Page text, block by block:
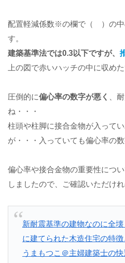
配置軽減係数※の欄で（ ）の中
す。
建築基準法では0.3以下ですが、
上の図で赤いハッチの中に収め
圧倒的に偏心率の数字が悪く
、
ね・・・
柱頭や柱脚に接合金物が入って
が・・・入っていても偏心率の数
偏心率や接合金物の重要性につ
しましたので、ご確認いただけれ
新耐震基準の建物なのに全
に建てられた木造住宅の特徴
うまもつこ＠主婦建築士の